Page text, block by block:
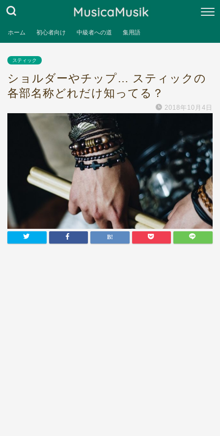
ホーム 初心者向け 中級者への道 集用語
スティック
ショルダーやチップ… スティックの
各部名称どれだけ知ってる？
2018年10月4日